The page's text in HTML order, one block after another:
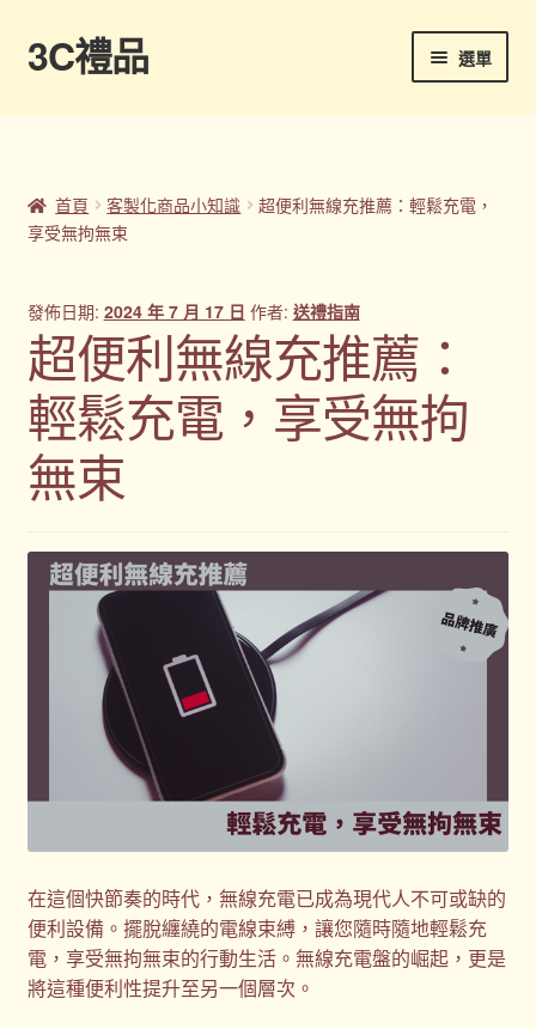
跳
至
跳
至
容
3C禮品 選單
Sample Page
企業禮品
印刷方式
台灣禮品
商店
客製化商品
客製化小知識
客製化禮品
客製禮品資訊
常見問題
我的帳號
首頁 客製化商品小知識
超便利無線充推薦：輕鬆充電，
享受無拘無束
發佈日期: 2024 年 7 月 17 日 作者: 送禮指南
超便利無線充推薦：
輕鬆充電，享受無拘
無束
在這個快節奏的時代，無線充電已成為現代人不可或缺的
便利設備。擺脫纏繞的電線束縛，讓您隨時隨地輕鬆充
電，享受無拘無束的行動生活。無線充電盤的崛起，更是
將這種便利性提升至另一個層次。